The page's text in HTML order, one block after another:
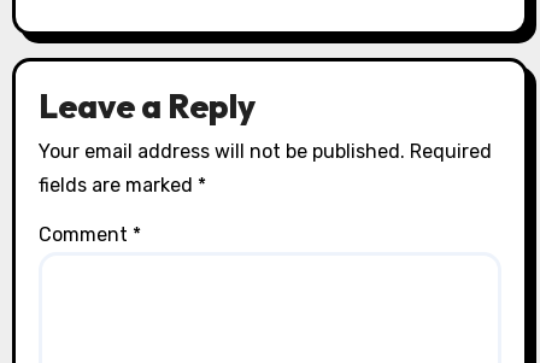
Leave a Reply
Your email address will not be published. Required
fields are marked *
Comment *